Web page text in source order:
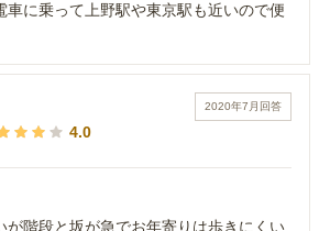
車に乗って上野駅や東京駅も近いので便
2020年7月 回答
4.0
が階段と坂が急でお年寄りは歩きにくい